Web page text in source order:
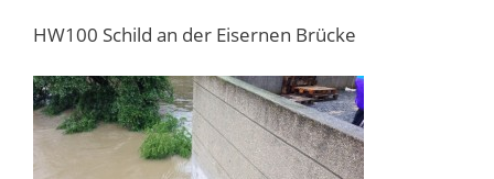
HW100 Schild an der Eisernen Brücke